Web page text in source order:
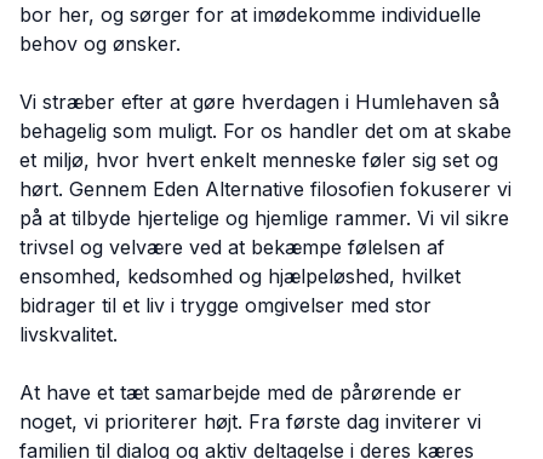
bor her, og sørger for at imødekomme individuelle
behov og ønsker.
Vi stræber efter at gøre hverdagen i Humlehaven så
behagelig som muligt. For os handler det om at skabe
et miljø, hvor hvert enkelt menneske føler sig set og
hørt. Gennem Eden Alternative filosofien fokuserer vi
på at tilbyde hjertelige og hjemlige rammer. Vi vil sikre
trivsel og velvære ved at bekæmpe følelsen af
ensomhed, kedsomhed og hjælpeløshed, hvilket
bidrager til et liv i trygge omgivelser med stor
livskvalitet.
At have et tæt samarbejde med de pårørende er
noget, vi prioriterer højt. Fra første dag inviterer vi
familien til dialog og aktiv deltagelse i deres kæres